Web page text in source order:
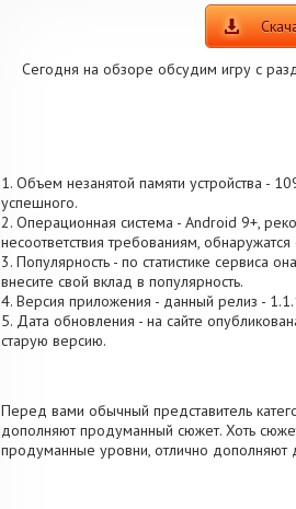
Сегодня на обзоре обсудим игру с
1. Объем незанятой памяти устройства -
успешного.
2. Операционная система - Android 9+,
несоответствия требованиям,
3. Популярность - по статистике сервиса
внесите свой вклад в популярность.
4. Версия приложения - данный релиз -
5. Дата обновления - на сайте
старую версию.
Перед вами обычный представитель
дополняют продуманный сюжет. Хоть
продуманные уровни, отлично дополняют